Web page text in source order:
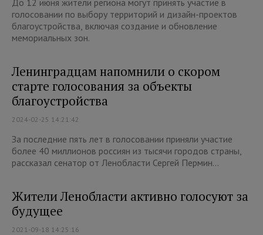
До 12 июня жители региона могут принять участие в
голосовании по выбору территорий и дизайн-проектов
благоустройства, включая создание и обновление
мемориальных зон.
Ленинградцам напомнили о скором
старте голосования за объекты
благоустройства
2024-02-25 14:21:42
За последние пять лет в голосовании приняли участие
более 40 миллионов россиян из тысячи городов страны,
рассказал сенатор от Ленобласти Сергей Пермин...
Жители Ленобласти активно голосуют за
будущее
2021-09-18 14:25:16